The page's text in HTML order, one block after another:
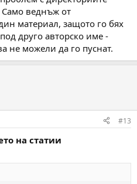
Само веднъж от
материал, защото го бях
друго авторско име -
не можели да го пуснат.
#13
на статии